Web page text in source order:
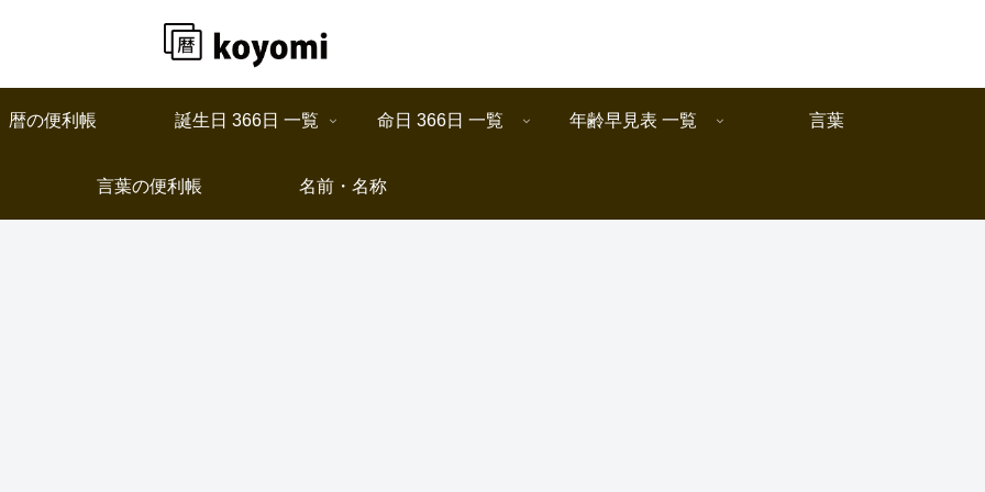
暦の便利帳 誕生日 366日 一覧 命日 366日 一覧 年齢早見表 一覧 言葉
言葉の便利帳 名前・名称